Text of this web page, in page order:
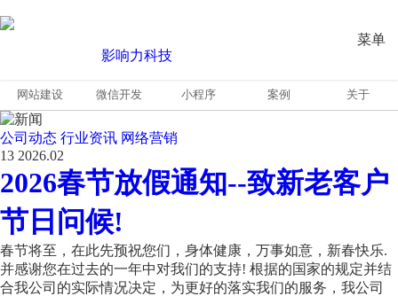
菜单
网站建设 微信开发 小程序 案例 关于
公司动态 行业资讯 网络营销
13 2026.02
2026春节放假通知--致新老客户
节日问候!
春节将至，在此先预祝您们，身体健康，万事如意，新春快乐.
并感谢您在过去的一年中对我们的支持! 根据的国家的规定并结
合我公司的实际情况决定，为更好的落实我们的服务，我公司